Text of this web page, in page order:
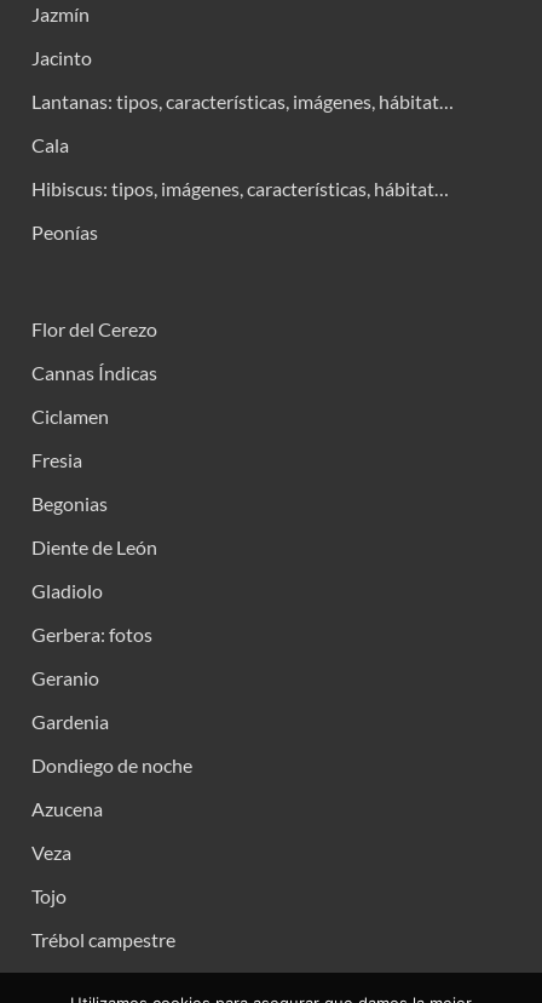
Jazmín
Jacinto
Lantanas: tipos, características, imágenes, hábitat…
Cala
Hibiscus: tipos, imágenes, características, hábitat…
Peonías
Flor del Cerezo
Cannas Índicas
Ciclamen
Fresia
Begonias
Diente de León
Gladiolo
Gerbera: fotos
Geranio
Gardenia
Dondiego de noche
Azucena
Veza
Tojo
Trébol campestre